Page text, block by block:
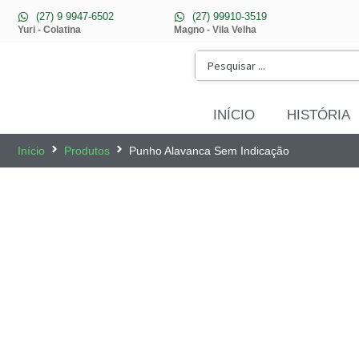
(27) 9 9947-6502
Yuri - Colatina
(27) 99910-3519
Magno - Vila Velha
INÍCIO HISTÓRIA
Início Produtos Punho Alavanca Sem Indicação